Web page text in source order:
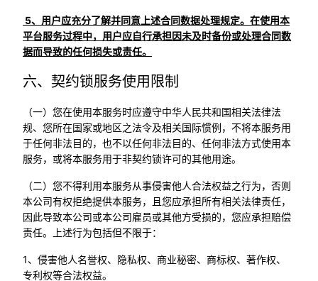
5、用户应充分了解并同意上述合同数据处理规定。在使用本
平台服务过程中，用户应自行承担因未及时备份或处理合同数
据而导致的任何损失或责任。
六、契约锁服务使用限制
（一）您在使用本服务时应遵守中华人民共和国相关法律法
规、您所在国家或地区之法令及相关国际惯例，不将本服务用
于任何非法目的，也不以任何非法目的、任何非法方式使用本
服务，或将本服务用于非契约锁许可的其他用途。
（二）您不得利用本服务从事侵害他人合法权益之行为，否则
本公司有权拒绝提供本服务，且您应承担所有相关法律责任，
因此导致本公司或本公司雇员或其他方受损的，您应承担赔偿
责任。上述行为包括但不限于：
1、侵害他人名誉权、隐私权、商业秘密、商标权、著作权、
专利权等合法权益。